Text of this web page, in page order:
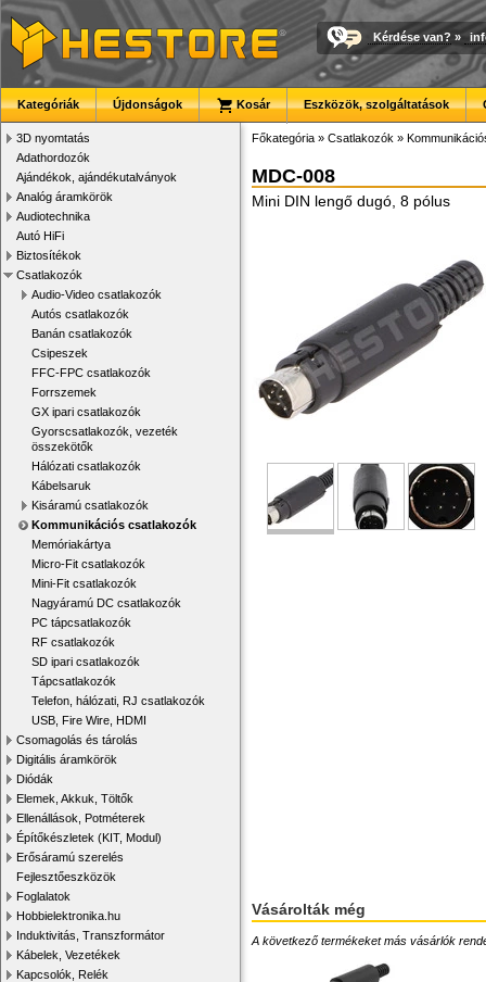
Kérdése van? »
Kategóriák Újdonságok Kosár Eszközök, szolgáltatások
3D nyomtatás
Adathordozók
Ajándékok, ajándékutalványok
Analóg áramkörök
Audiotechnika
Autó HiFi
Biztosítékok
Csatlakozók
Audio-Video csatlakozók
Autós csatlakozók
Banán csatlakozók
Csipeszek
FFC-FPC csatlakozók
Forrszemek
GX ipari csatlakozók
Gyorscsatlakozók, vezeték
összekötők
Hálózati csatlakozók
Kábelsaruk
Kisáramú csatlakozók
Kommunikációs csatlakozók
Memóriakártya
Micro-Fit csatlakozók
Mini-Fit csatlakozók
Nagyáramú DC csatlakozók
PC tápcsatlakozók
RF csatlakozók
SD ipari csatlakozók
Tápcsatlakozók
Telefon, hálózati, RJ csatlakozók
USB, Fire Wire, HDMI
Csomagolás és tárolás
Digitális áramkörök
Diódák
Elemek, Akkuk, Töltők
Ellenállások, Potméterek
Építőkészletek (KIT, Modul)
Erősáramú szerelés
Fejlesztőeszközök
Foglalatok
Hobbielektronika.hu
Induktivitás, Transzformátor
Kábelek, Vezetékek
Kapcsolók, Relék
Főkategória » Csatlakozók »
MDC-008
Mini DIN lengő dugó, 8 pólus
Vásárolták még
A következő termékeket más vásárlók